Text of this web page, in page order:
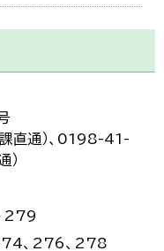
直通）、0198-41-
）
279
274、276、278